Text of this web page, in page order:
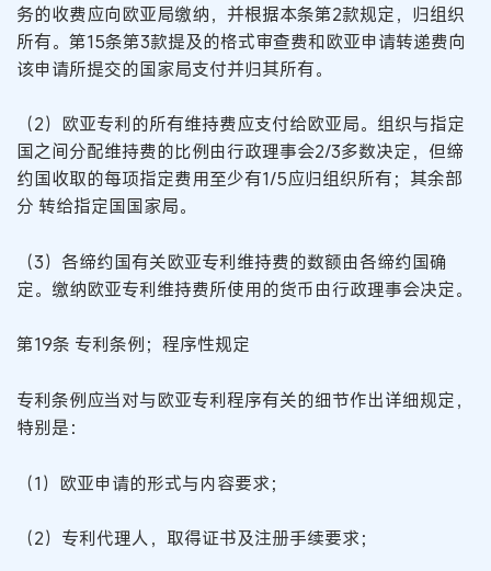
务的收费应向欧亚局缴纳，并根据本条第2款规定，归组织
所有。第15条第3款提及的格式审查费和欧亚申请转递费向
该申请所提交的国家局支付并归其所有。
（2）欧亚专利的所有维持费应支付给欧亚局。组织与指定
国之间分配维持费的比例由行政理事会2/3多数决定，但缔
约国收取的每项指定费用至少有1/5应归组织所有；其余部
分 转给指定国国家局。
（3）各缔约国有关欧亚专利维持费的数额由各缔约国确
定。缴纳欧亚专利维持费所使用的货币由行政理事会决定。
第19条 专利条例；程序性规定
专利条例应当对与欧亚专利程序有关的细节作出详细规定，
特别是：
（1）欧亚申请的形式与内容要求；
（2）专利代理人，取得证书及注册手续要求；